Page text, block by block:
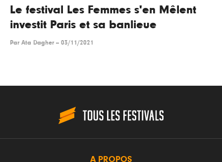
Le festival Les Femmes s'en Mêlent
investit Paris et sa banlieue
Par Ata Dagher -- 03/11/2021
A PROPOS